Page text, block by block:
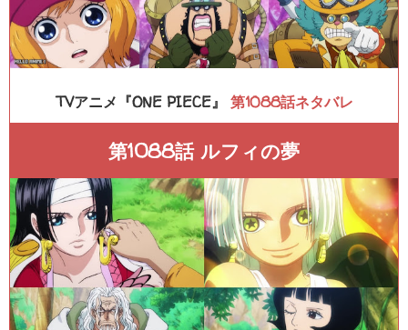
TVアニメ『ONE PIECE』 第1088話ネタバレ
第1088話 ルフィの夢